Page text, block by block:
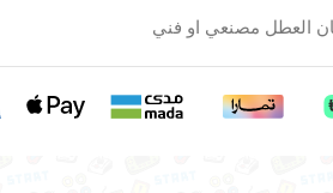
العطل مصنعي او فني